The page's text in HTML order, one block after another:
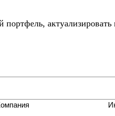
портфель,